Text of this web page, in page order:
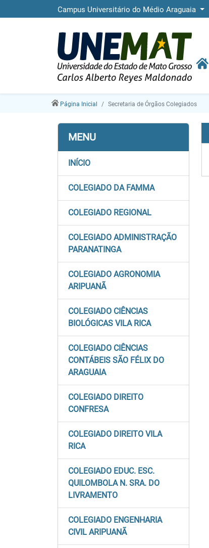
Campus Universitário do Médio Araguaia
Página Inicial Secretaria de Órgãos Colegiados
MENU
INÍCIO
COLEGIADO DA FAMMA
COLEGIADO REGIONAL
COLEGIADO ADMINISTRAÇÃO
PARANATINGA
COLEGIADO AGRONOMIA
ARIPUANÃ
COLEGIADO CIÊNCIAS
BIOLÓGICAS VILA RICA
COLEGIADO CIÊNCIAS
CONTÁBEIS SÃO FÉLIX DO
ARAGUAIA
COLEGIADO DIREITO
CONFRESA
COLEGIADO DIREITO VILA
RICA
COLEGIADO EDUC. ESC.
QUILOMBOLA N. SRA. DO
LIVRAMENTO
COLEGIADO ENGENHARIA
CIVIL ARIPUANÃ